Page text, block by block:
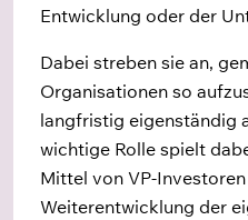
Entwicklung oder der
Dabei streben sie an,
Organisationen so
langfristig eigenständig
wichtige Rolle spielt
Mittel von VP-
Weiterentwicklung der